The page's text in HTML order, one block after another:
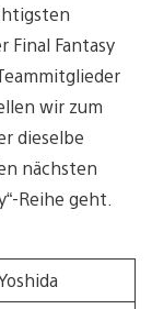
Final Fantasy
wir zum
dieselbe
nächsten
Reihe geht.